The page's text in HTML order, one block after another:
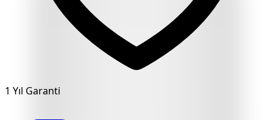
1 Yıl Garanti